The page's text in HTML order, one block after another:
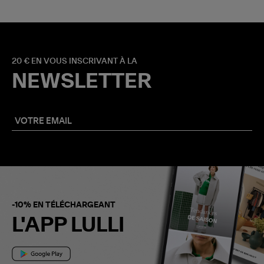
20 € EN VOUS INSCRIVANT À LA
NEWSLETTER
-10% EN TÉLÉCHARGEANT
L'APP LULLI